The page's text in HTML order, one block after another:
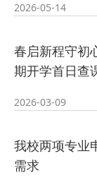
培训
· 凝心
—— 哈
· 锚定
滨传媒
2026-05-14
春启新程守
期开学首日查
2026-03-09
我校两项专业
需求